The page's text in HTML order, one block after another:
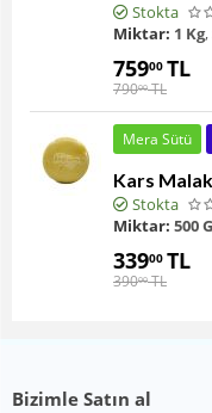
Stokta
Miktar: 1 Kg,
75900 TL
79000 TL
Mera Sütü
Kars
Stokta
Miktar: 500
33900 TL
39000 TL
Bizimle Satın al